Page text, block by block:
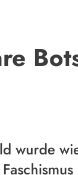
wurde